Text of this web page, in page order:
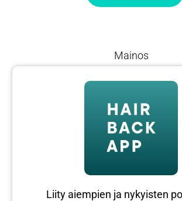
Mainos
Liity aiempien ja nykyisten